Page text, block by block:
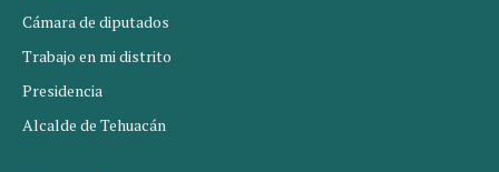
Cámara de diputados
Trabajo en mi distrito
Presidencia
Alcalde de Tehuacán